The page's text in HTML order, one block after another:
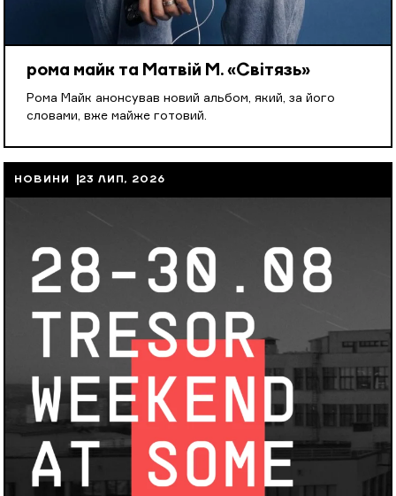
рома майк та Матвій М. «Світязь»
Рома Майк анонсував новий альбом, який, за його
словами, вже майже готовий.
НОВИНИ 23 ЛИП, 2026